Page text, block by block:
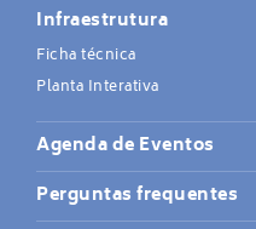
Infraestrutura
Ficha técnica
Planta Interativa
Agenda de Eventos
Perguntas frequentes